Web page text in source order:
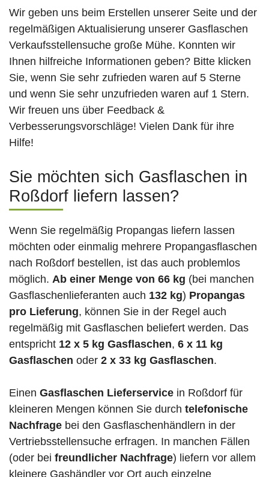
Wir geben uns beim Erstellen unserer Seite und der
regelmäßigen Aktualisierung unserer Gasflaschen
Verkaufsstellensuche große Mühe. Konnten wir
Ihnen hilfreiche Informationen geben? Bitte klicken
Sie, wenn Sie sehr zufrieden waren auf 5 Sterne
und wenn Sie sehr unzufrieden waren auf 1 Stern.
Wir freuen uns über Feedback &
Verbesserungsvorschläge! Vielen Dank für ihre
Hilfe!
Sie möchten sich Gasflaschen in
Roßdorf liefern lassen?
Wenn Sie regelmäßig Propangas liefern lassen
möchten oder einmalig mehrere Propangasflaschen
nach Roßdorf bestellen, ist das auch problemlos
möglich. Ab einer Menge von 66 kg (bei manchen
Gasflaschenlieferanten auch 132 kg) Propangas
pro Lieferung, können Sie in der Regel auch
regelmäßig mit Gasflaschen beliefert werden. Das
entspricht 12 x 5 kg Gasflaschen, 6 x 11 kg
Gasflaschen oder 2 x 33 kg Gasflaschen.
Einen Gasflaschen Lieferservice in Roßdorf für
kleineren Mengen können Sie durch telefonische
Nachfrage bei den Gasflaschenhändlern in der
Vertriebsstellensuche erfragen. In manchen Fällen
(oder bei freundlicher Nachfrage) liefern vor allem
kleinere Gashändler vor Ort auch einzelne